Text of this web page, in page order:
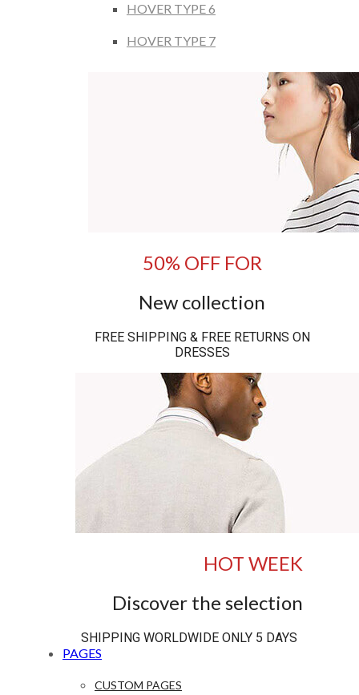
HOVER TYPE 6
HOVER TYPE 7
50% OFF FOR
New collection
FREE SHIPPING & FREE RETURNS ON
DRESSES
HOT WEEK
Discover the selection
SHIPPING WORLDWIDE ONLY 5 DAYS
PAGES
CUSTOM PAGES